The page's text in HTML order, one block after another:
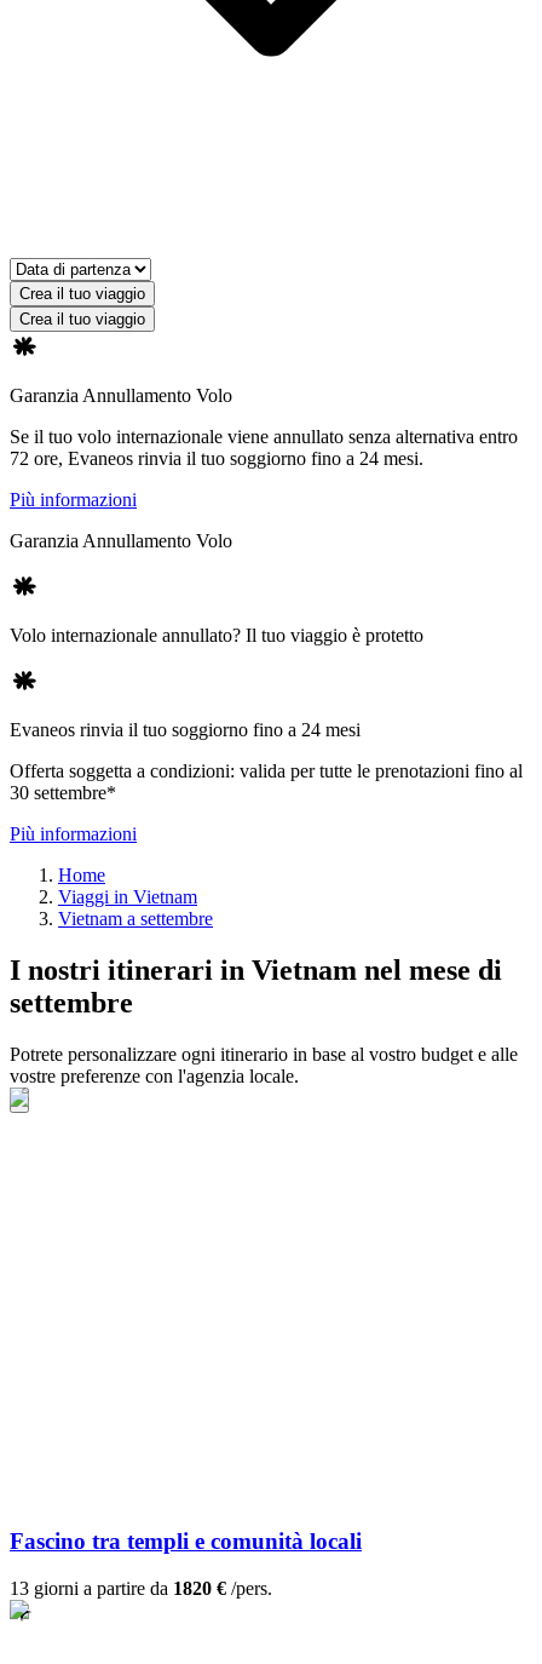
Crea il tuo viaggio
Crea il tuo viaggio
Garanzia Annullamento Volo
Se il tuo volo internazionale viene annullato senza alternativa entro
72 ore, Evaneos rinvia il tuo soggiorno fino a 24 mesi.
Più informazioni
Garanzia Annullamento Volo
Volo internazionale annullato? Il tuo viaggio è protetto
Evaneos rinvia il tuo soggiorno fino a 24 mesi
Offerta soggetta a condizioni: valida per tutte le prenotazioni fino al
30 settembre*
Più informazioni
Home
Viaggi in Vietnam
Vietnam a settembre
I nostri itinerari in Vietnam nel mese di
settembre
Potrete personalizzare ogni itinerario in base al vostro budget e alle
vostre preferenze con l'agenzia locale.
Fascino tra templi e comunità locali
13 giorni a partire da 1820 € /pers.